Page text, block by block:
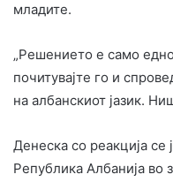
младите.
„Решението е само
почитувајте го и
на албанскиот јазик.
Денеска со реакција се
Република Албанија во